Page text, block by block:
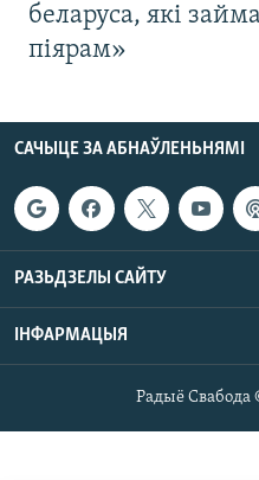
беларуса, які
піярам»
САЧЫЦЕ ЗА АБНАЎЛЕНЬНЯМІ
РАЗЬДЗЕЛЫ САЙТУ
ІНФАРМАЦЫЯ
Радыё Свабода